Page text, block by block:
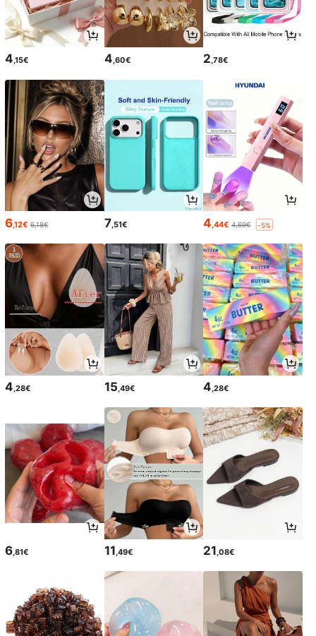
4,15€ 4,60€ 2,78€
6,12€ 6,18€ 7 ,51€ 4 ,44€ 4,69€ -5%
4,28€ 15,49€ 4,28€
6,81€ 11,49€ 21,08€